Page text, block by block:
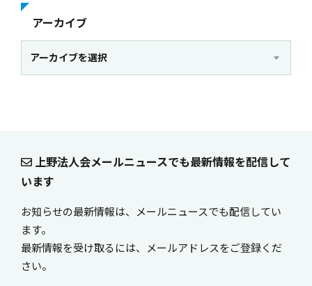
アーカイブ
アーカイブを選択
上野法人会メールニュースでも最新情報を配信して
います
お知らせの最新情報は、メールニュースでも配信してい
ます。
最新情報を受け取るには、メールアドレスをご登録くだ
さい。